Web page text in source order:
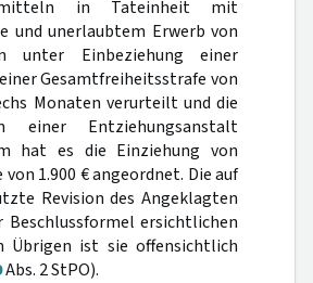
in Tateinheit mit
und unerlaubtem Erwerb von
unter Einbeziehung einer
Gesamtfreiheitsstrafe von
Monaten verurteilt und die
einer Entziehungsanstalt
hat es die Einziehung von
1.900 € angeordnet. Die auf
Revision des Angeklagten
Beschlussformel ersichtlichen
Übrigen ist sie offensichtlich
Abs. 2 StPO).